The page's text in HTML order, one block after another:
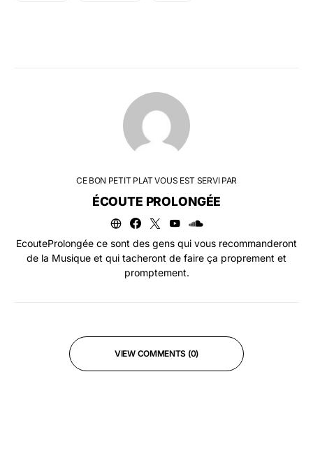
CE BON PETIT PLAT VOUS EST SERVI PAR
ÉCOUTE PROLONGÉE
EcouteProlongée ce sont des gens qui vous recommanderont
de la Musique et qui tacheront de faire ça proprement et
promptement.
VIEW COMMENTS (0)